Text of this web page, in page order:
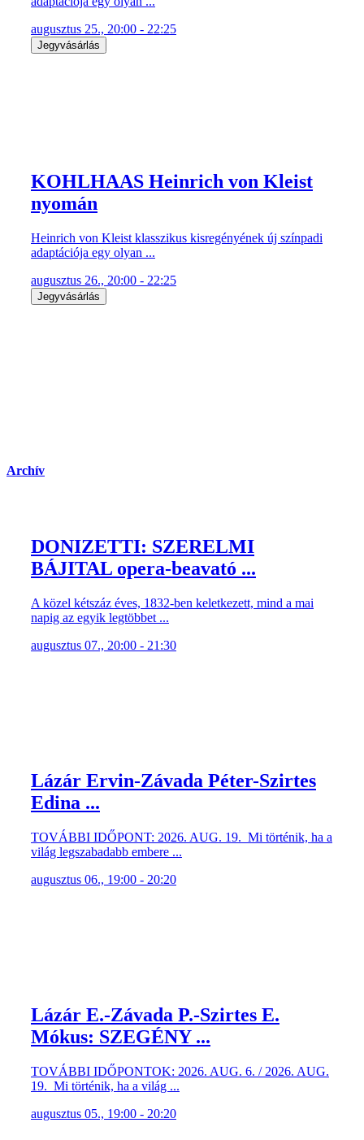
augusztus 25., 20:00 - 22:25
Jegyvásárlás
KOHLHAAS Heinrich von Kleist
nyomán
Heinrich von Kleist klasszikus kisregényének új színpadi
adaptációja egy olyan ...
augusztus 26., 20:00 - 22:25
Jegyvásárlás
Archív
DONIZETTI: SZERELMI
BÁJITAL opera-beavató ...
A közel kétszáz éves, 1832-ben keletkezett, mind a mai
napig az egyik legtöbbet ...
augusztus 07., 20:00 - 21:30
Lázár Ervin-Závada Péter-Szirtes
Edina ...
TOVÁBBI IDŐPONT: 2026. AUG. 19. Mi történik, ha a
világ legszabadabb embere ...
augusztus 06., 19:00 - 20:20
Lázár E.-Závada P.-Szirtes E.
Mókus: SZEGÉNY ...
TOVÁBBI IDŐPONTOK: 2026. AUG. 6. / 2026. AUG.
19. Mi történik, ha a világ ...
augusztus 05., 19:00 - 20:20